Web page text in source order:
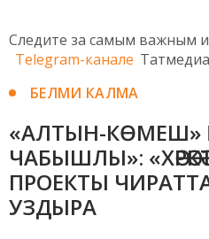
Следите за самым важным
Telegram-канале Татмедиа
БЕЛМИ КАЛМА
«АЛТЫН-КӨМЕШ»
ЧАБЫШЛЫ»:
ПРОЕКТЫ
УЗДЫРА